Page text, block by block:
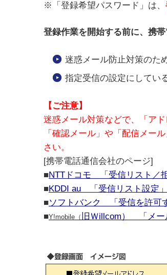
※「登録希望パスワード」は、
登録作業を開始する前に、携
迷惑メール防止対策のた
指定受信の設定にしてい
【ご注意】
迷惑メール対策などで、「ア
「確認メール」や「配信メー
さい。
[携帯電話通信会社のページ]
■NTTドコモ 「受信リスト／
■KDDI au 「受信リスト設定」
■ソフトバンク 「受信を許可
■Y!mobile（ 旧Ｗillcom） 「メー